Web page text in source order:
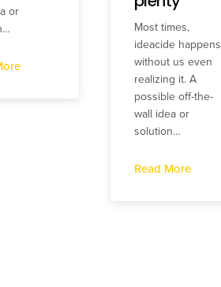
or
Most times,
ideacide happens
without us even
realizing it. A
possible off-the-
wall idea or
solution…
Read More